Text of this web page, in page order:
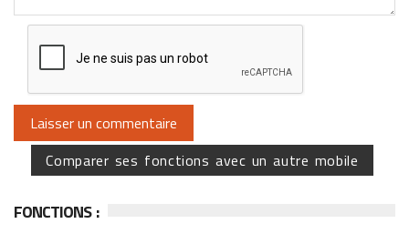
Comparer ses fonctions avec un autre mobile
FONCTIONS :